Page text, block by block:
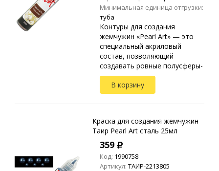
Минимальная единица отгрузки:
туба
Контуры для создания
жемчужин «Pearl Art» — это
специальный акриловый
состав, позволяющий
создавать ровные полусферы-
жемчужины. Применяются на
любых видах текстиля, стекле,
дереве, бумаге, металле,
В корзину
Краска для создания жемчужин
Таир Pearl Art сталь 25мл
359
Код: 1990758
Артикул: ТАИР-2213805